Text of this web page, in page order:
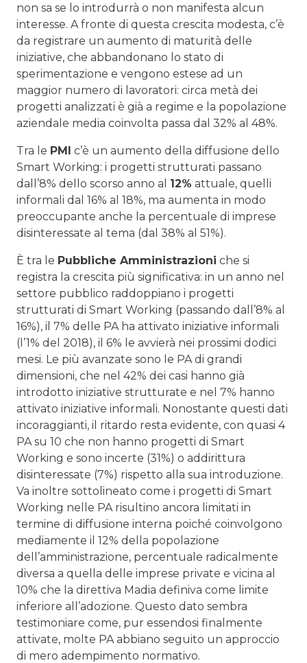
non sa se lo introdurrà o non manifesta alcun
interesse. A fronte di questa crescita modesta, c’è
da registrare un aumento di maturità delle
iniziative, che abbandonano lo stato di
sperimentazione e vengono estese ad un
maggior numero di lavoratori: circa metà dei
progetti analizzati è già a regime e la popolazione
aziendale media coinvolta passa dal 32% al 48%.
Tra le PMI c’è un aumento della diffusione dello
Smart Working: i progetti strutturati passano
dall’8% dello scorso anno al 12% attuale, quelli
informali dal 16% al 18%, ma aumenta in modo
preoccupante anche la percentuale di imprese
disinteressate al tema (dal 38% al 51%).
È tra le Pubbliche Amministrazioni che si
registra la crescita più significativa: in un anno nel
settore pubblico raddoppiano i progetti
strutturati di Smart Working (passando dall’8% al
16%), il 7% delle PA ha attivato iniziative informali
(l’1% del 2018), il 6% le avvierà nei prossimi dodici
mesi. Le più avanzate sono le PA di grandi
dimensioni, che nel 42% dei casi hanno già
introdotto iniziative strutturate e nel 7% hanno
attivato iniziative informali. Nonostante questi dati
incoraggianti, il ritardo resta evidente, con quasi 4
PA su 10 che non hanno progetti di Smart
Working e sono incerte (31%) o addirittura
disinteressate (7%) rispetto alla sua introduzione.
Va inoltre sottolineato come i progetti di Smart
Working nelle PA risultino ancora limitati in
termine di diffusione interna poiché coinvolgono
mediamente il 12% della popolazione
dell’amministrazione, percentuale radicalmente
diversa a quella delle imprese private e vicina al
10% che la direttiva Madia definiva come limite
inferiore all’adozione. Questo dato sembra
testimoniare come, pur essendosi finalmente
attivate, molte PA abbiano seguito un approccio
di mero adempimento normativo.